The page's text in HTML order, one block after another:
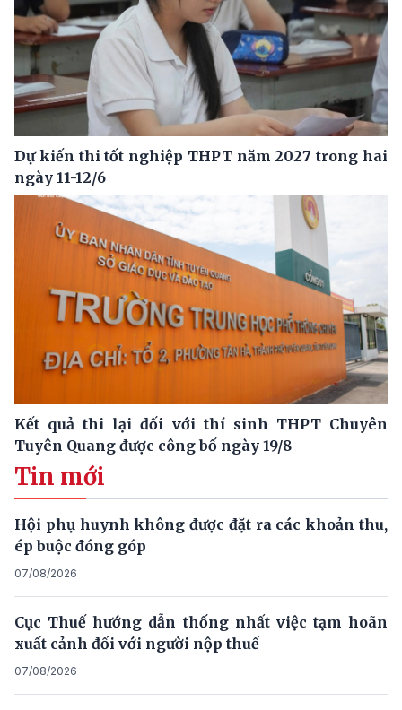
Dự kiến thi tốt nghiệp THPT năm 2027 trong hai
ngày 11-12/6
Kết quả thi lại đối với thí sinh THPT Chuyên
Tuyên Quang được công bố ngày 19/8
Tin mới
Hội phụ huynh không được đặt ra các khoản thu,
ép buộc đóng góp
07/08/2026
Cục Thuế hướng dẫn thống nhất việc tạm hoãn
xuất cảnh đối với người nộp thuế
07/08/2026